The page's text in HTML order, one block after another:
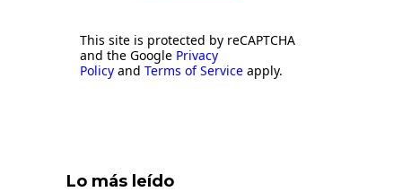
This site is protected by reCAPTCHA
and the Google Privacy
Policy and Terms of Service apply.
Lo más leído